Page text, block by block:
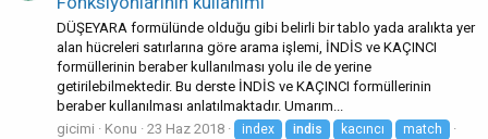
DÜŞEYARA formülünde olduğu gibi belirli bir tablo yada aralıkta yer
alan hücreleri satırlarına göre arama işlemi, İNDİS ve KAÇINCI
formüllerinin beraber kullanılması yolu ile de yerine
getirilebilmektedir. Bu derste İNDİS ve KAÇINCI formüllerinin
beraber kullanılması anlatılmaktadır. Umarım...
gicimi
Konu 23 Haz 2018 index indis kacıncı match